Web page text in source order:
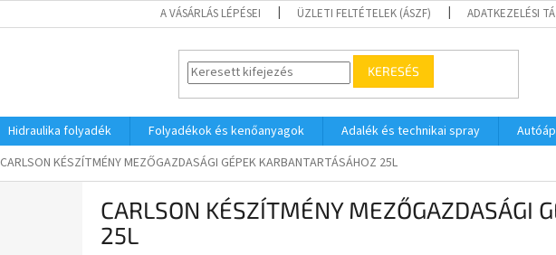
A VÁSÁRLÁS LÉPÉSEI ÜZLETI FELTÉTELEK (ÁSZF) ADATKEZELÉSI
KERESÉS
Hidraulika folyadék Folyadékok és kenőanyagok Adalék és technikai spray
CARLSON KÉSZÍTMÉNY MEZŐGAZDASÁGI GÉPEK KARBANTARTÁSÁHOZ 25L
CARLSON KÉSZÍTMÉNY MEZŐGAZDASÁGI
25L